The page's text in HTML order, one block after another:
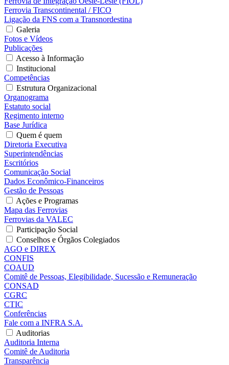
Ferrovia Transcontinental / FICO
Ligação da FNS com a Transnordestina
Galeria
Fotos e Vídeos
Publicações
Acesso à Informação
Institucional
Competências
Estrutura Organizacional
Organograma
Estatuto social
Regimento interno
Base Jurídica
Quem é quem
Diretoria Executiva
Superintendências
Escritórios
Comunicação Social
Dados Econômico-Financeiros
Gestão de Pessoas
Ações e Programas
Mapa das Ferrovias
Ferrovias da VALEC
Participação Social
Conselhos e Órgãos Colegiados
AGO e DIREX
CONFIS
COAUD
Comitê de Pessoas, Elegibilidade, Sucessão e Remuneração
CONSAD
CGRC
CTIC
Conferências
Fale com a INFRA S.A.
Auditorias
Auditoria Interna
Comitê de Auditoria
Transparência